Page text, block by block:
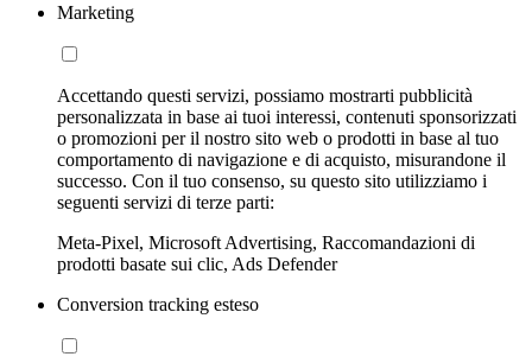
Marketing
Accettando questi servizi, possiamo mostrarti pubblicità
personalizzata in base ai tuoi interessi, contenuti sponsorizzati
o promozioni per il nostro sito web o prodotti in base al tuo
comportamento di navigazione e di acquisto, misurandone il
successo. Con il tuo consenso, su questo sito utilizziamo i
seguenti servizi di terze parti:
Meta-Pixel, Microsoft Advertising, Raccomandazioni di
prodotti basate sui clic, Ads Defender
Conversion tracking esteso